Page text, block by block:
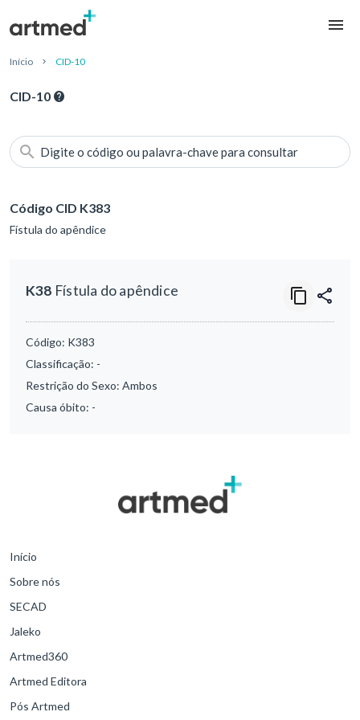
Início CID-10
CID-10
Digite o código ou palavra-chave para consultar
Código CID K383
Fístula do apêndice
K38 Fístula do apêndice
Código: K383
Classificação: -
Restrição do Sexo: Ambos
Causa óbito: -
Início
Sobre nós
SECAD
Jaleko
Artmed360
Artmed Editora
Pós Artmed